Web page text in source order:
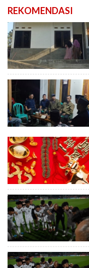
REKOMENDASI